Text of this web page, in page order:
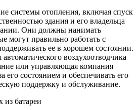
системы отопления, включая спуск
здания и его владельца
Они должны нанимать
могут правильно работать с
ее в хорошем состоянии.
воздухоотводчика
или управляющая компания
его состоянием и обеспечивать его
поддержку и обслуживание.